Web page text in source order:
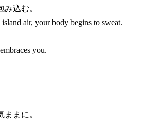
込む。
air, your body begins to sweat.
you.
ままに。